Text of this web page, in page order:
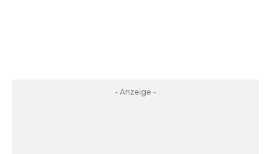
- Anzeige -